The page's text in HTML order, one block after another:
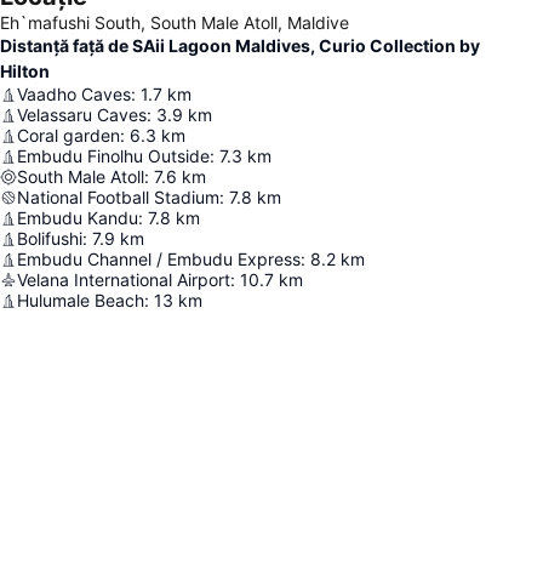
Eh`mafushi South, South Male Atoll, Maldive
Distanță față de SAii Lagoon Maldives, Curio Collection by
Hilton
Vaadho Caves: 1.7 km
Velassaru Caves: 3.9 km
Coral garden: 6.3 km
Embudu Finolhu Outside: 7.3 km
South Male Atoll: 7.6 km
National Football Stadium: 7.8 km
Embudu Kandu: 7.8 km
Bolifushi: 7.9 km
Embudu Channel / Embudu Express: 8.2 km
Velana International Airport: 10.7 km
Hulumale Beach: 13 km